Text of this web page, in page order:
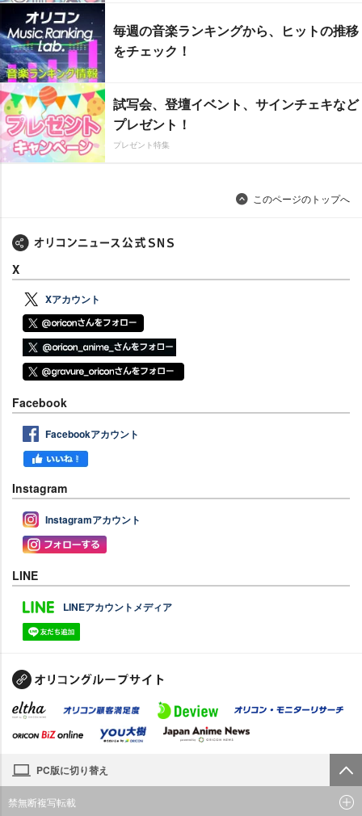
毎週の音楽ランキングから、ヒットの推移
をチェック！
試写会、登壇イベント、サインチェキなど
プレゼント！
プレゼント特集
このページのトップへ
X
Xアカウント
Facebook
Facebookアカウント
Instagram
Instagramアカウント
LINE
LINEアカウントメディア
PC版に切り替え
禁無断複写転載